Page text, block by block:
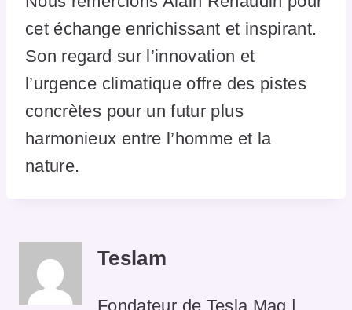
cet échange enrichissant et inspirant.
Son regard sur l’innovation et
l’urgence climatique offre des pistes
concrètes pour un futur plus
harmonieux entre l’homme et la
nature.
Teslam
Fondateur de Tesla Mag |